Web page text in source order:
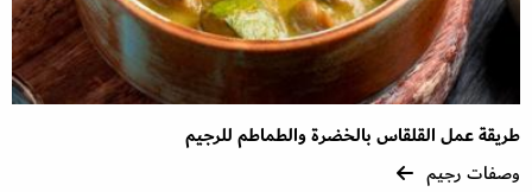
طريقة عمل القلقاس بالخضرة والطماطم للرجيم
وصفات رجيم